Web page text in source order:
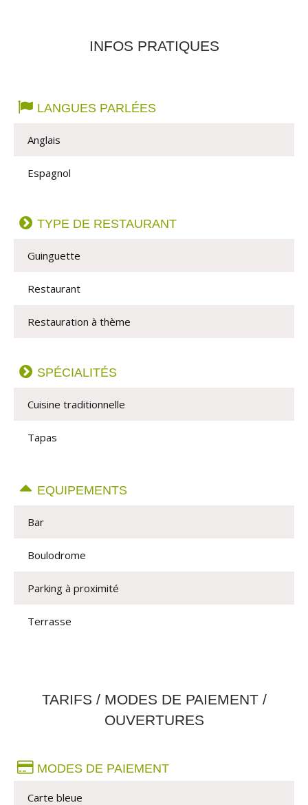
INFOS PRATIQUES
LANGUES PARLÉES
Anglais
Espagnol
TYPE DE RESTAURANT
Guinguette
Restaurant
Restauration à thème
SPÉCIALITÉS
Cuisine traditionnelle
Tapas
EQUIPEMENTS
Bar
Boulodrome
Parking à proximité
Terrasse
TARIFS / MODES DE PAIEMENT /
OUVERTURES
MODES DE PAIEMENT
Carte bleue